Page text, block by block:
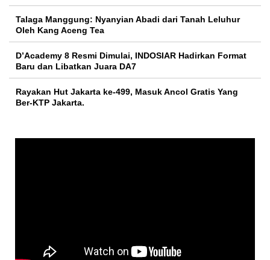
Talaga Manggung: Nyanyian Abadi dari Tanah Leluhur
Oleh Kang Aceng Tea
D’Academy 8 Resmi Dimulai, INDOSIAR Hadirkan Format
Baru dan Libatkan Juara DA7
Rayakan Hut Jakarta ke-499, Masuk Ancol Gratis Yang
Ber-KTP Jakarta.